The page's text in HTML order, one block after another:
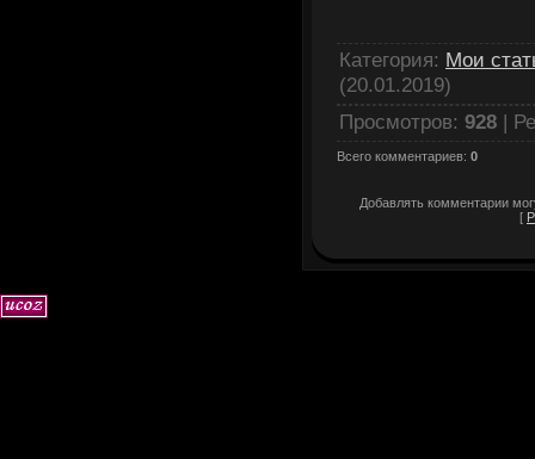
Категория: Мои
(20.01.2019)
Просмотров: 928 |
Всего комментариев: 0
Добавлять комментарии
[